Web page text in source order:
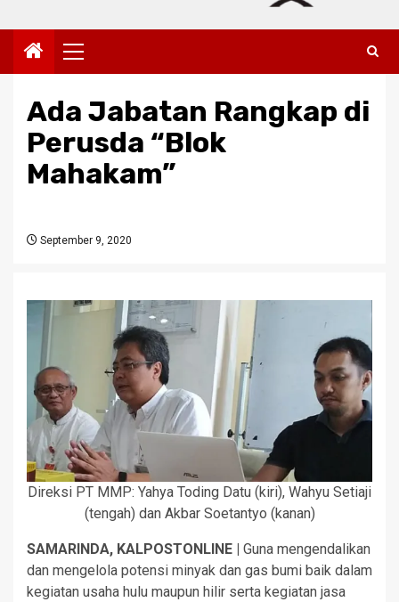
Primary
Menu
Ada Jabatan Rangkap di
Perusda “Blok
Mahakam”
September 9, 2020
Direksi PT MMP: Yahya Toding Datu (kiri), Wahyu Setiaji
(tengah) dan Akbar Soetantyo (kanan)
SAMARINDA, KALPOSTONLINE |
Guna mengendalikan
dan mengelola potensi minyak dan gas bumi baik dalam
kegiatan usaha hulu maupun hilir serta kegiatan jasa